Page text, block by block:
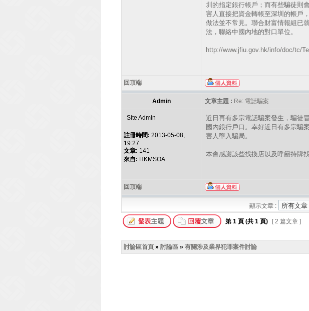
圳的指定銀行帳戶；而有些騙徒則
害人直接把資金轉帳至深圳的帳戶
做法並不常見。聯合財富情報組已
法，聯絡中國內地的對口單位。
http://www.jfiu.gov.hk/info/doc/tc/
回頂端
Admin 文章主題 : Re: 電話騙案
Site Admin
註冊時間: 2013-05-08,
19:27
文章: 141
來自: HKMSOA
近日再有多宗電話騙案發生，騙徒
國內銀行戶口。幸好近日有多宗騙
害人墮入騙局。
本會感謝該些找換店以及呼籲持牌
回頂端
顯示文章 :
第 1 頁 (共 1 頁) [ 2 篇文章 ]
討論區首頁 » 討論區 » 有關涉及業界犯罪案件討論